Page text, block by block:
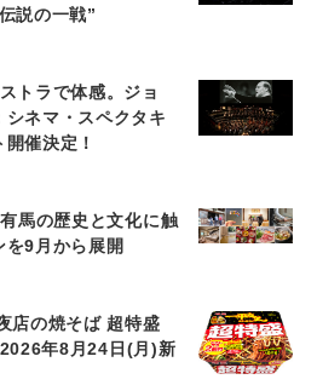
説の一戦”
トラで体感。ジョ
シネマ・スペクタキ
催決定！
馬の歴史と文化に触
9月から展開
店の焼そば 超特盛
年8月24日(月)新